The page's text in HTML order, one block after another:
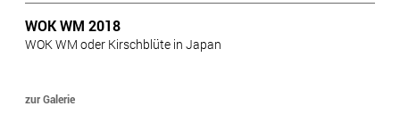
WOK WM 2018
WOK WM oder Kirschblüte in Japan
zur Galerie